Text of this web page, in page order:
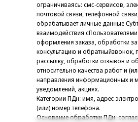
ограничиваясь: смс-сервисов,
почтовой связи, телефонной
обрабатывает личные данные
взаимодействия
оформления заказа, обработки
консультацию и обратныйзвонок,
рассылку, обработки отзывов и
относительно качества работ и
направления информационных и
уведомлений, акциях.
Категории ПДн: имя, адрес
(или) номер телефона.
Основание обработки ПДн: